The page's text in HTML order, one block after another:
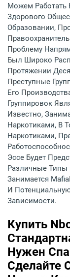
Можем Работать
Здорового
Образовании,
Проблему
Был Широко
Протяжении
Преступные
Его
Группировок
Известно,
Наркотиками, В
Наркотиками,
Эссе Будет
Различные Типы
Занимается
И
Зависимости.
Купить
Нужен
Сделайте